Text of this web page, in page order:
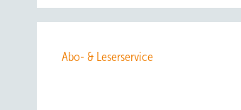
Abo- & Leserservice